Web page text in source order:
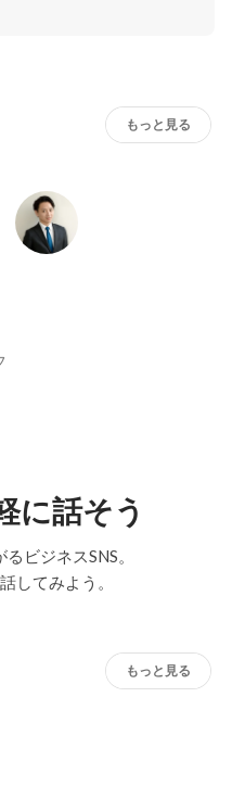
もっと見る
に話そう
ビジネスSNS。
してみよう。
もっと見る